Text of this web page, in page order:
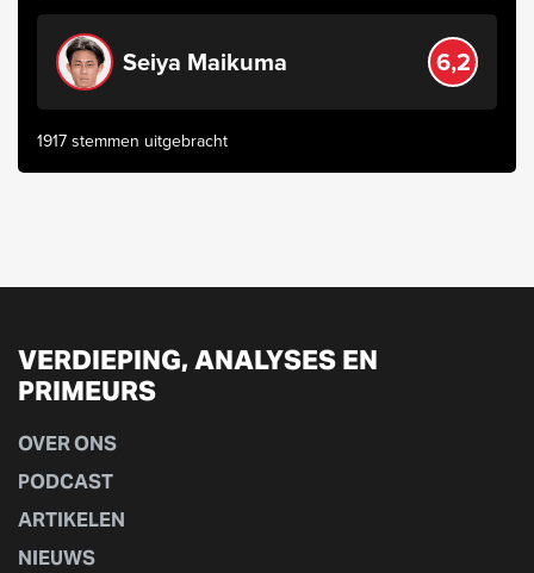
Seiya Maikuma 6,2
1917 stemmen uitgebracht
VERDIEPING, ANALYSES EN
PRIMEURS
OVER ONS
PODCAST
ARTIKELEN
NIEUWS